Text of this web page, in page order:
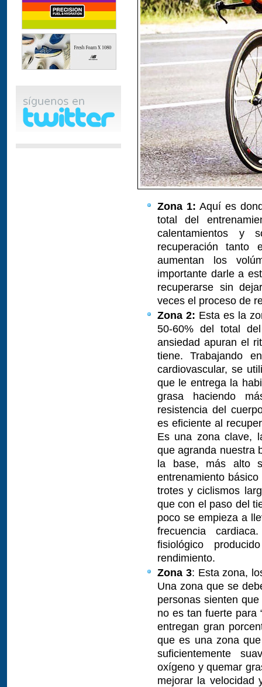
Zona 1: Aquí es
total del
calentamientos y
recuperación
aumentan los
importante darle a
recuperarse sin
veces el proceso de
Zona 2: Esta es la
50-60% del total
ansiedad apuran el
tiene. Trabajando
cardiovascular, se
que le entrega la
grasa haciendo
resistencia del
es eficiente al
Es una zona clave,
que agranda nuestra
la base, más alto
entrenamiento
trotes y ciclismos
que con el paso del
poco se empieza a
frecuencia
fisiológico
rendimiento.
Zona 3: Esta zona,
Una zona que se
personas sienten
no es tan fuerte para
entregan gran
que es una zona
suficientemente
oxígeno y quemar
mejorar la velocidad